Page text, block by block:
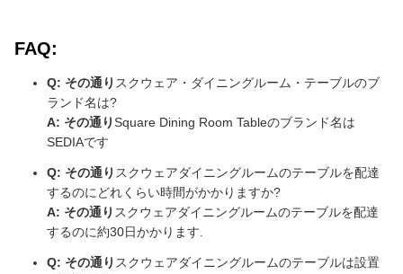
FAQ:
Q: その通り スクウェア・ダイニングルーム・テーブルのブ
ランド名は?
A: その通りSquare Dining Room Tableのブランド名は
SEDIAです
Q: その通り スクウェアダイニングルームのテーブルを配達
するのにどれくらい時間がかかりますか?
A: その通り スクウェアダイニングルームのテーブルを配達
するのに約30日かかります.
Q: その通り スクウェアダイニングルームのテーブルは設置